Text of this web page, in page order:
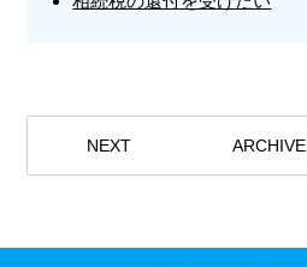
NEXT ARCHIVE